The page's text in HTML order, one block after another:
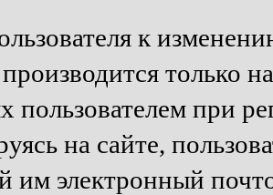
к
только
пользователем при
на сайте,
им электронный